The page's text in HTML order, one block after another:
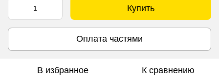
Купить
Оплата частями
В избранное К сравнению